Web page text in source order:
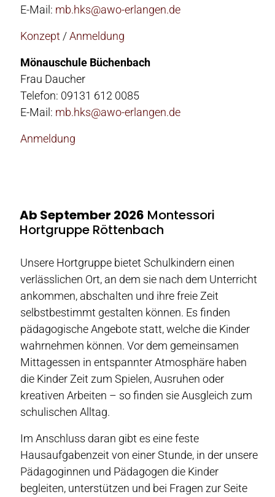
E-Mail: mb.hks@awo-erlangen.de
Konzept /Anmeldung
Mönauschule Büchenbach
Frau Daucher
Telefon: 09131 612 0085
E-Mail: mb.hks@awo-erlangen.de
Anmeldung
Ab September 2026 Montessori
Hortgruppe Röttenbach
Unsere Hortgruppe bietet Schulkindern einen
verlässlichen Ort, an dem sie nach dem Unterricht
ankommen, abschalten und ihre freie Zeit
selbstbestimmt gestalten können. Es finden
pädagogische Angebote statt, welche die Kinder
wahrnehmen können. Vor dem gemeinsamen
Mittagessen in entspannter Atmosphäre haben
die Kinder Zeit zum Spielen, Ausruhen oder
kreativen Arbeiten – so finden sie Ausgleich zum
schulischen Alltag.
Im Anschluss daran gibt es eine feste
Hausaufgabenzeit von einer Stunde, in der unsere
Pädagoginnen und Pädagogen die Kinder
begleiten, unterstützen und bei Fragen zur Seite